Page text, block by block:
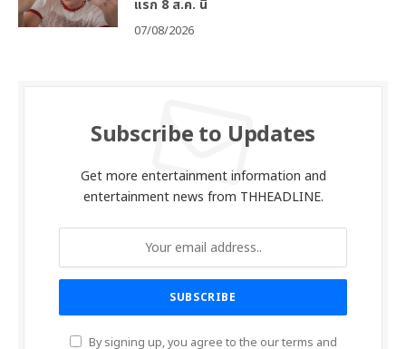
แรก 8 ส.ค. นี้
07/08/2026
Subscribe to Updates
Get more entertainment information and
entertainment news from THHEADLINE.
By signing up, you agree to the our terms and